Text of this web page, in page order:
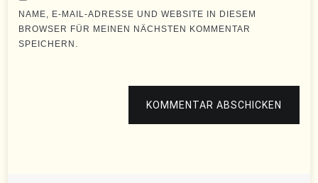
NAME, E-MAIL-ADRESSE UND WEBSITE IN DIESEM
BROWSER FÜR MEINEN NÄCHSTEN KOMMENTAR
SPEICHERN.
KOMMENTAR ABSCHICKEN